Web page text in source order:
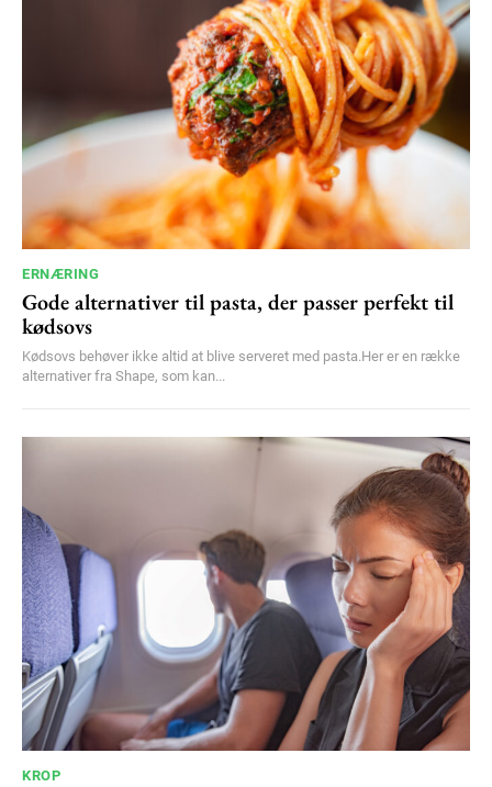
ERNÆRING
Gode alternativer til pasta, der passer perfekt til
kødsovs
Kødsovs behøver ikke altid at blive serveret med pasta.Her er en række
alternativer fra Shape, som kan...
KROP